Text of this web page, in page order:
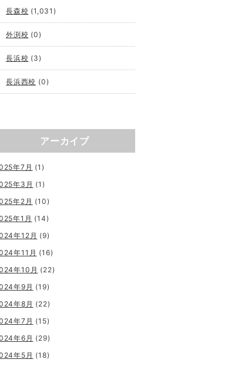
長森校 (1,031)
外渕校 (0)
長浜校 (3)
長浜西校 (0)
アーカイブ
年7月 (1)
年3月 (1)
年2月 (10)
年1月 (14)
年12月 (9)
年11月 (16)
年10月 (22)
年9月 (19)
年8月 (22)
年7月 (15)
年6月 (29)
年5月 (18)